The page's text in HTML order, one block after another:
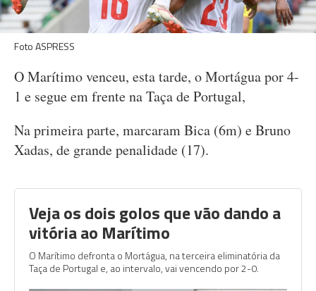
Foto ASPRESS
O Marítimo venceu, esta tarde, o Mortágua por 4-
1 e segue em frente na Taça de Portugal,
Na primeira parte, marcaram Bica (6m) e Bruno
Xadas, de grande penalidade (17).
Veja os dois golos que vão dando a
vitória ao Marítimo
O Marítimo defronta o Mortágua, na terceira eliminatória da
Taça de Portugal e, ao intervalo, vai vencendo por 2-0.